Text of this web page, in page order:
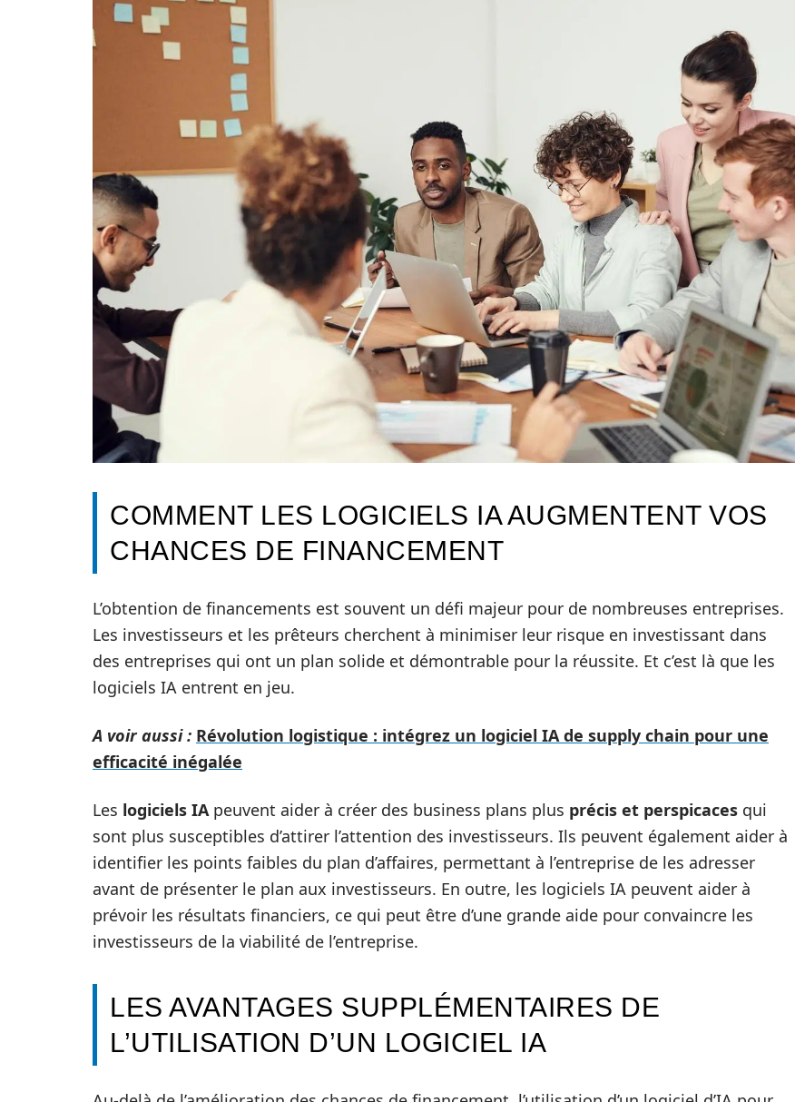
COMMENT LES LOGICIELS IA AUGMENTENT VOS
CHANCES DE FINANCEMENT
L’obtention de financements est souvent un défi majeur pour de nombreuses entreprises.
Les investisseurs et les prêteurs cherchent à minimiser leur risque en investissant dans
des entreprises qui ont un plan solide et démontrable pour la réussite. Et c’est là que les
logiciels IA entrent en jeu.
A voir aussi : Révolution logistique : intégrez un logiciel IA de supply chain pour une
efficacité inégalée
Les logiciels IApeuvent aider à créer des business plans plus précis et perspicaces qui
sont plus susceptibles d’attirer l’attention des investisseurs. Ils peuvent également aider à
identifier les points faibles du plan d’affaires, permettant à l’entreprise de les adresser
avant de présenter le plan aux investisseurs. En outre, les logiciels IA peuvent aider à
prévoir les résultats financiers, ce qui peut être d’une grande aide pour convaincre les
investisseurs de la viabilité de l’entreprise.
LES AVANTAGES SUPPLÉMENTAIRES DE
L’UTILISATION D’UN LOGICIEL IA